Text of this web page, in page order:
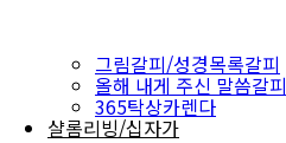
그림갈피/성경목록갈피
올해 내게 주신 말씀갈피
365탁상카렌다
샬롬리빙/십자가